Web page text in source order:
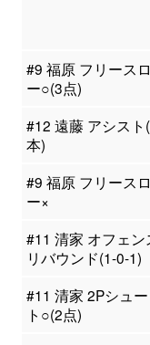
#9 福原 フリースロ
ー○(3点)
#12 遠藤 アシスト
本)
#9 福原 フリースロ
ー×
#11 清家 オフェン
リバウンド(1-0-1)
#11 清家 2Pシュー
ト○(2点)